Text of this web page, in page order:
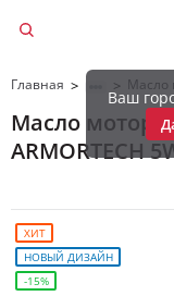
Ваш
Главная > > Масло
Масло
ARMORTECH
ХИТ
НОВЫЙ ДИЗАЙН
-15%